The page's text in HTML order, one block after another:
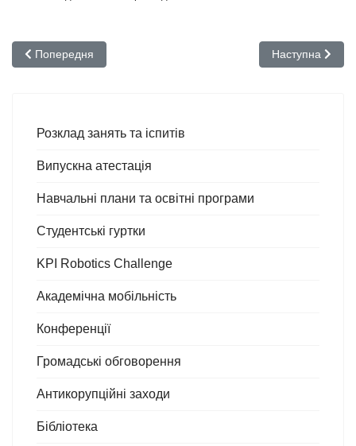
Попередня стаття: Дистанційне навчання (завдання на
Попередня Наступна
Наступна
Розклад занять та іспитів
Випускна атестація
Навчальні плани та освітні програми
Студентські гуртки
KPI Robotics Challenge
Академічна мобільність
Конференції
Громадські обговорення
Антикорупційні заходи
Бібліотека